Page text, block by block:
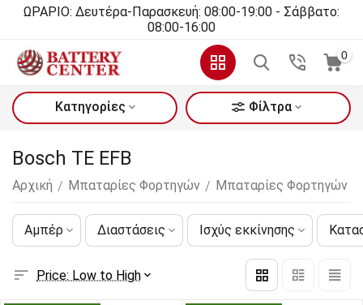
ΩΡΑΡΙΟ: Δευτέρα-Παρασκευή: 08:00-19:00 - Σάββατο:
08:00-16:00
0
Κατηγορίες Φίλτρα
Bosch TE EFB
Αρχική / Μπαταρίες Φορτηγών / Μπαταρίες Φορτηγών
Αμπέρ Διαστάσεις Ισχύς εκκίνησης
Price: Low to High